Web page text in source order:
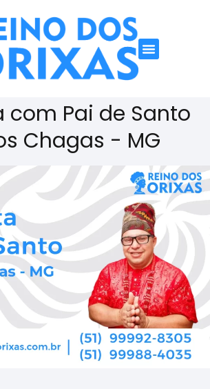
com Pai de Santo
Chagas - MG